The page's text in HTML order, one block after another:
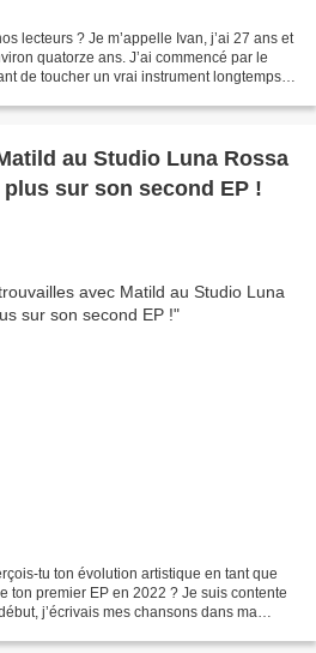
lecteurs ? Je m’appelle Ivan, j’ai 27 ans et
quatorze ans. J’ai commencé par le
de toucher un vrai instrument longtemps
au Studio Luna Rossa
plus sur son second EP !
tu ton évolution artistique en tant que
ton premier EP en 2022 ? Je suis contente
j’écrivais mes chansons dans ma